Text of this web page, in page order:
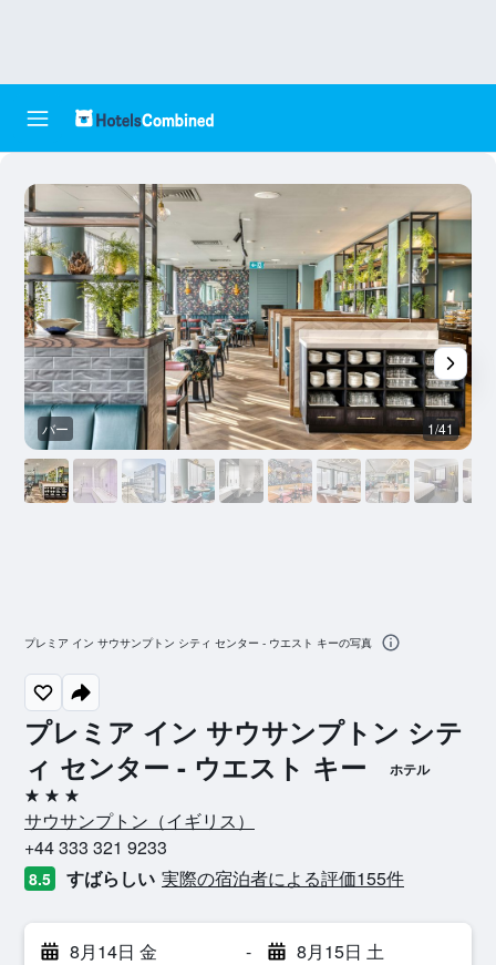
プレミア イン サウサンプトン シテ
ィ センター - ウエスト キー
ホテル
3つ星
サウサンプトン​（イギリス​）​
+44 333 321 9233
8.5 すばらしい 実際の宿泊者による評価155​件
8月14日 金 - 8月15日 土
バー 1/41
プレミア イン サウサンプトン シティ センター - ウエスト キーの写真